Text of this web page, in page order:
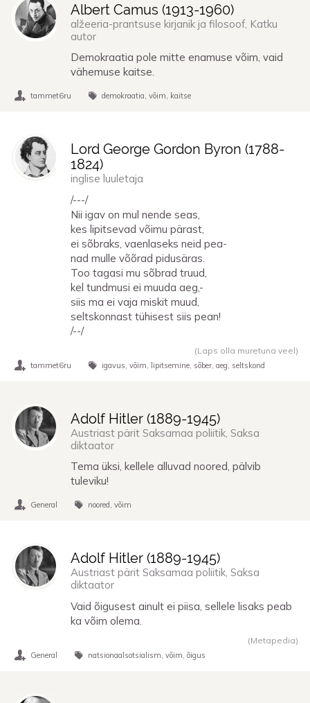
Albert Camus (1913-1960)
alžeeria-prantsuse kirjanik ja filosoof, Katku
autor
Demokraatia pole mitte enamuse võim, vaid
vähemuse kaitse.
tammet6ru demokraatia võim kaitse
Lord George Gordon Byron (1788-
1824)
inglise luuletaja
/---/
Nii igav on mul nende seas,
kes lipitsevad võimu pärast,
ei sõbraks, vaenlaseks neid pea-
nad mulle võõrad pidusäras.
Too tagasi mu sõbrad truud,
kel tundmusi ei muuda aeg,-
siis ma ei vaja miskit muud,
seltskonnast tühisest siis pean!
/--/
(Laps olla muretuna veel)
tammet6ru igavus võim lipitsemine sõber aeg seltskond
Adolf Hitler (1889-1945)
Austriast pärit Saksamaa poliitik, Saksa
diktaator
Tema üksi, kellele alluvad noored, pälvib
tuleviku!
General noored võim
Adolf Hitler (1889-1945)
Austriast pärit Saksamaa poliitik, Saksa
diktaator
Vaid õigusest ainult ei piisa, sellele lisaks peab
ka võim olema.
(Metapedia)
General natsionaalsotsialism võim õigus